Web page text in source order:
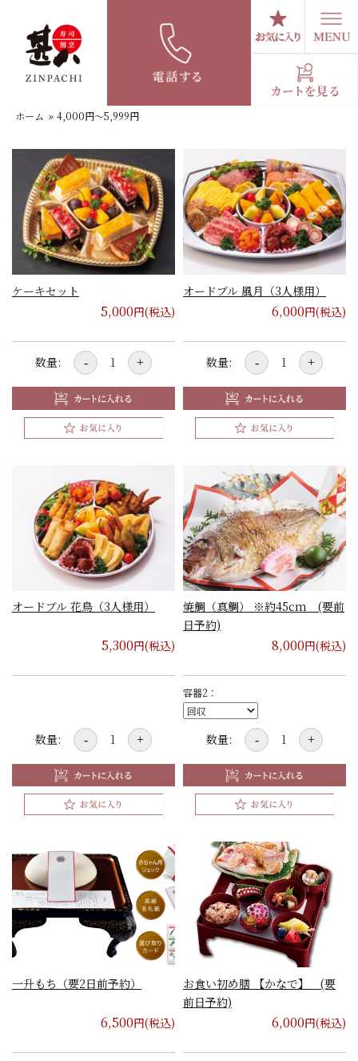
4,000円〜5,999円
ホーム » 4,000円〜5,999円
ケーキセット
5,000円(税込)
数量: - +
オードブル 風月（3人様用）
6,000円(税込)
数量: - +
オードブル 花鳥（3人様用）
5,300円(税込)
数量: - +
焼鯛（真鯛） ※約45cm (要前
日予約)
8,000円(税込)
容器2：
数量: - +
一升もち（要2日前予約）
6,500円(税込)
お食い初め膳 【かなで】 (要
前日予約)
6,000円(税込)